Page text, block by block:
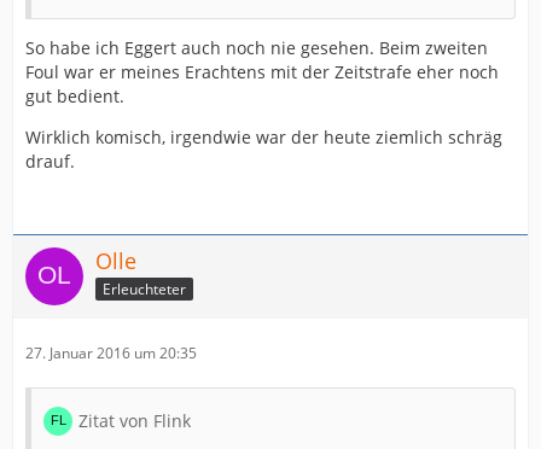
So habe ich Eggert auch noch nie gesehen. Beim zweiten
Foul war er meines Erachtens mit der Zeitstrafe eher noch
gut bedient.
Wirklich komisch, irgendwie war der heute ziemlich schräg
drauf.
Olle
Erleuchteter
27. Januar 2016 um 20:35
Zitat von Flink